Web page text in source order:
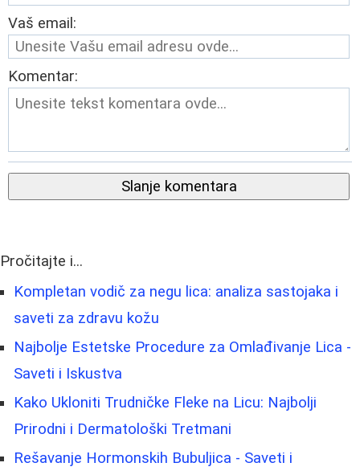
Vaš email:
Komentar:
Slanje komentara
Pročitajte i...
Kompletan vodič za negu lica: analiza sastojaka i
saveti za zdravu kožu
Najbolje Estetske Procedure za Omlađivanje Lica -
Saveti i Iskustva
Kako Ukloniti Trudničke Fleke na Licu: Najbolji
Prirodni i Dermatološki Tretmani
Rešavanje Hormonskih Bubuljica - Saveti i